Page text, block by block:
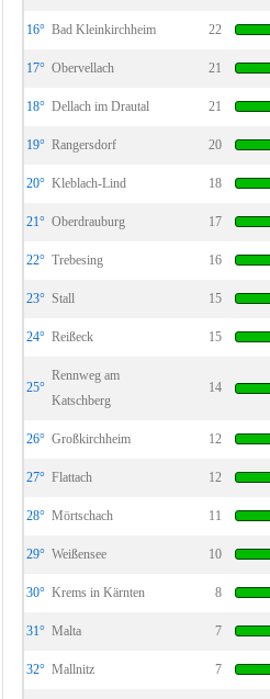
16° Bad Kleinkirchheim 22
17° Obervellach 21
18° Dellach im Drautal 21
19° Rangersdorf 20
20° Kleblach-Lind 18
21° Oberdrauburg 17
22° Trebesing 16
23° Stall 15
24° Reißeck 15
25°
Rennweg am
Katschberg
14
26° Großkirchheim 12
27° Flattach 12
28° Mörtschach 11
29° Weißensee 10
30° Krems in Kärnten 8
31° Malta 7
32° Mallnitz 7